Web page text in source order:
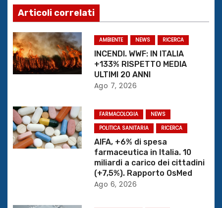
i
g
a
z
o
n
Articoli correlati
AMBIENTE NEWS RICERCA
INCENDI. WWF: IN ITALIA
+133% RISPETTO MEDIA
ULTIMI 20 ANNI
Ago 7, 2026
FARMACOLOGIA
NEWS
POLITICA SANITARIA
RICERCA
AIFA, +6% di spesa
farmaceutica in Italia. 10
miliardi a carico dei cittadini
(+7,5%). Rapporto OsMed
Ago 6, 2026